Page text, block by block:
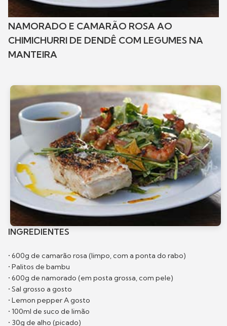
NAMORADO E CAMARÃO ROSA AO
CHIMICHURRI DE DENDÊ COM LEGUMES NA
MANTEIRA
INGREDIENTES
• 600g de camarão rosa (limpo, com a ponta do rabo)
• Palitos de bambu
• 600g de namorado (em posta grossa, com pele)
• Sal grosso a gosto
• Lemon pepper A gosto
• 100ml de suco de limão
• 30g de alho (picado)